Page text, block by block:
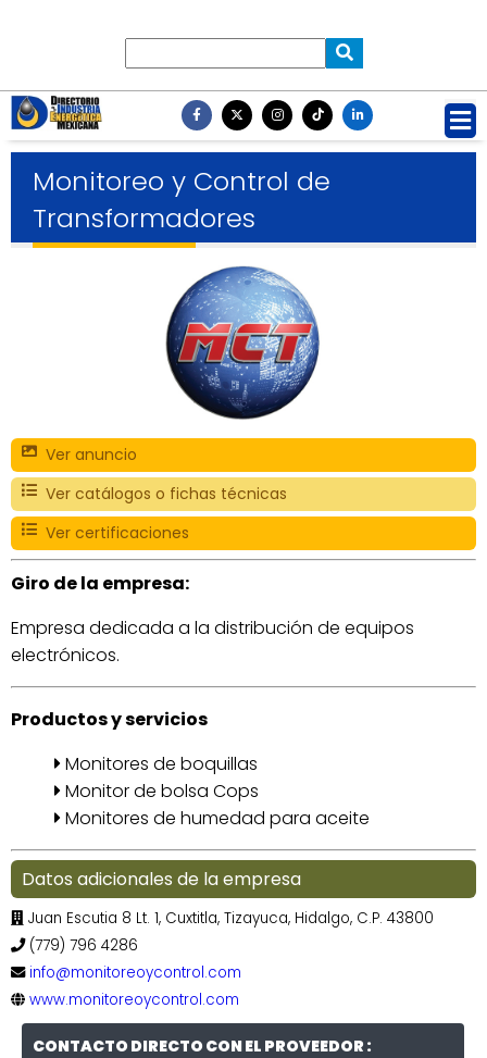
Monitoreo y Control de
Transformadores
Ver anuncio
Ver catálogos o fichas técnicas
Ver certificaciones
Giro de la empresa:
Empresa dedicada a la distribución de equipos
electrónicos.
Productos y servicios
Monitores de boquillas
Monitor de bolsa Cops
Monitores de humedad para aceite
Datos adicionales de la empresa
Juan Escutia 8 Lt. 1, Cuxtitla, Tizayuca, Hidalgo, C.P. 43800
(779) 796 4286
info@monitoreoycontrol.com
www.monitoreoycontrol.com
CONTACTO DIRECTO CON EL PROVEEDOR :